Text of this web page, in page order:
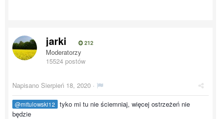
jarki 212
Moderatorzy
15524 postów
Napisano Sierpień 18, 2020 ·
@mitulowski12
tyko mi tu nie ściemniaj, więcej ostrzeżeń nie
będzie